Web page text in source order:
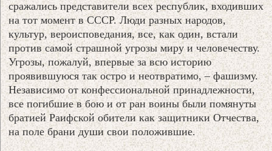
сражались представители всех республик, входивших
на тот момент в СССР. Люди разных народов,
культур, вероисповедания, все, как один, встали
против самой страшной угрозы миру и человечеству.
Угрозы, пожалуй, впервые за всю историю
проявившуюся так остро и неотвратимо, – фашизму.
Независимо от конфессиональной принадлежности,
все погибшие в бою и от ран воины были помянуты
братией Раифской обители как защитники Отчества,
на поле брани души свои положившие.